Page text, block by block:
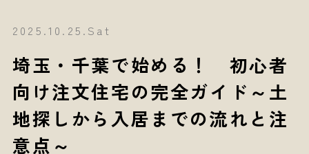
2025.10.25.Sat
埼玉・千葉で始める！ 初心者
向け注文住宅の完全ガイド～土
地探しから入居までの流れと注
意点～